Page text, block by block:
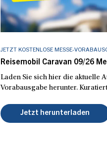
JETZT KOSTENLOSE MESSE-
Reisemobil Caravan 09/26
Laden Sie sich hier die aktuelle
Vorabausgabe herunter.
Jetzt herunterladen